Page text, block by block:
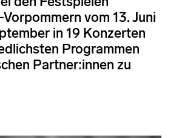
vom 13. Juni
in 19 Konzerten
Programmen
Partner:innen zu